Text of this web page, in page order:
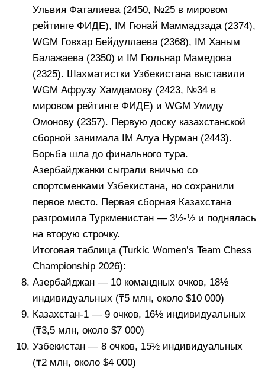
Ульвия Фаталиева (2450, №25 в мировом
рейтинге ФИДЕ), IM Гюнай Маммадзада (2374),
WGM Говхар Бейдуллаева (2368), IM Ханым
Балажаева (2350) и IM Гюльнар Мамедова
(2325). Шахматистки Узбекистана выставили
WGM Афрузу Хамдамову (2423, №34 в
мировом рейтинге ФИДЕ) и WGM Умиду
Омонову (2357). Первую доску казахстанской
сборной занимала IM Алуа Нурман (2443).
Борьба шла до финального тура.
Азербайджанки сыграли вничью со
спортсменками Узбекистана, но сохранили
первое место. Первая сборная Казахстана
разгромила Туркменистан — 3½-½ и поднялась
на вторую строчку.
Итоговая таблица (Turkic Women’s Team Chess
Championship 2026):
Азербайджан — 10 командных очков, 18½
индивидуальных (₸5 млн, около $10 000)
Казахстан-1 — 9 очков, 16½ индивидуальных
(₸3,5 млн, около $7 000)
Узбекистан — 8 очков, 15½ индивидуальных
(₸2 млн, около $4 000)